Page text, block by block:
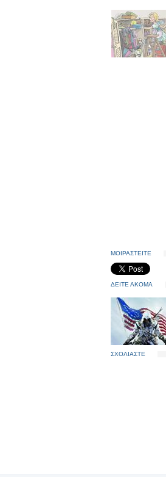
ΜΟΙΡΑΣΤΕΙΤΕ
ΔΕΙΤΕ ΑΚΟΜΑ
ΣΧΟΛΙΑΣΤΕ